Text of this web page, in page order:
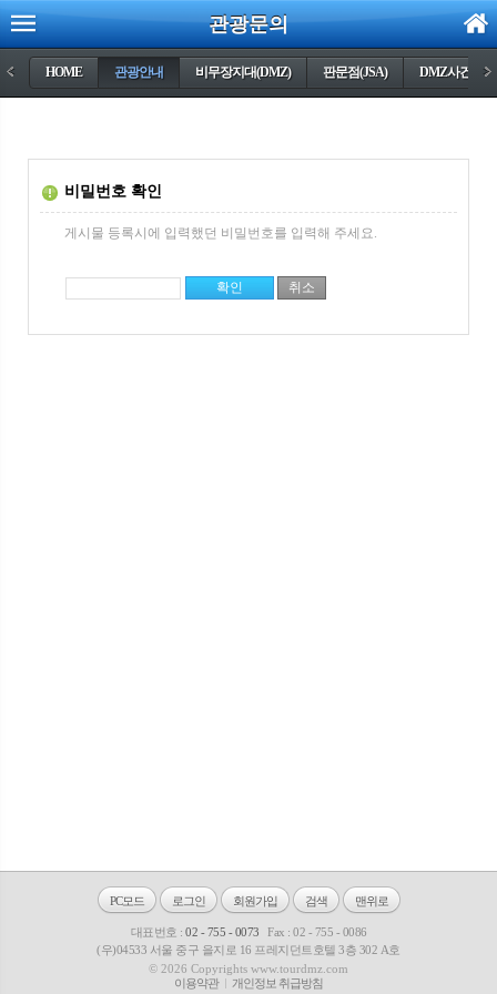
관광문의
< HOME 관광안내 비무장지대(DMZ) 판문점(JSA) DMZ사건들 >
비밀번호 확인
게시물 등록시에 입력했던 비밀번호를 입력해 주세요.
PC모드 로그인 회원가입 검색 맨위로
대표번호 : 02 - 755 - 0073
Fax : 02 - 755 - 0086
(우)04533 서울 중구 을지로 16 프레지던트호텔 3층 302 A호
© 2026 Copyrights www.tourdmz.com
이용약관
개인정보 취급방침